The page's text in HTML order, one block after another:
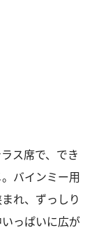
ス席で、でき
バインミー用
れ、ずっしり
っぱいに広が